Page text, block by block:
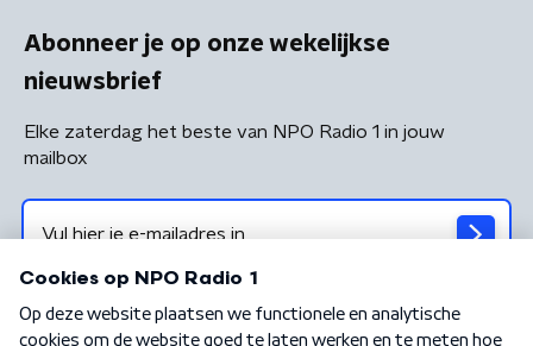
Abonneer je op onze wekelijkse
nieuwsbrief
Elke zaterdag het beste van NPO Radio 1 in jouw
mailbox